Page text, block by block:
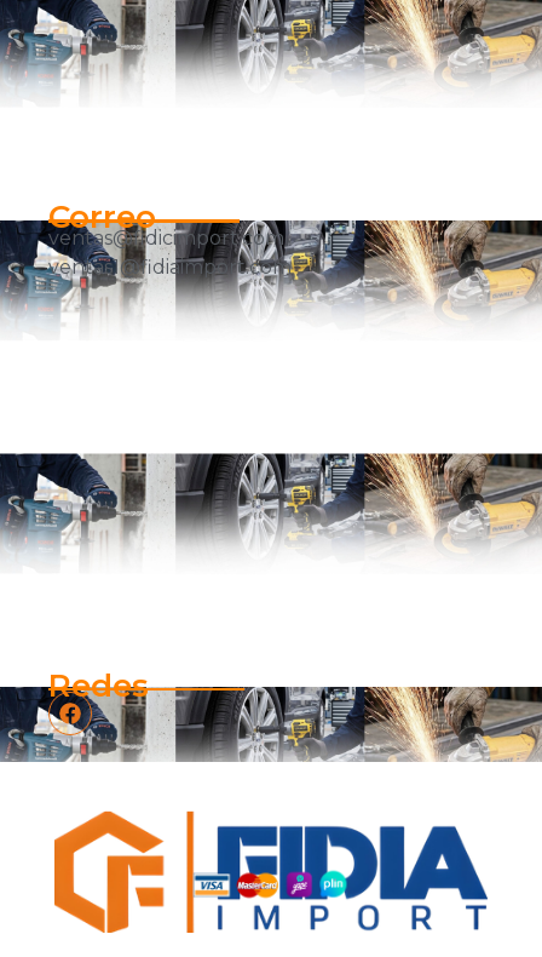
Correo
ventas@fidicimport.com
ventas1@fidiaimport.com
Redes